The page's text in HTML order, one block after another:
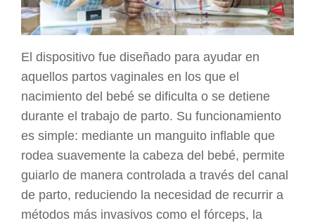
El dispositivo fue diseñado para ayudar en
aquellos partos vaginales en los que el
nacimiento del bebé se dificulta o se detiene
durante el trabajo de parto. Su funcionamiento
es simple: mediante un manguito inflable que
rodea suavemente la cabeza del bebé, permite
guiarlo de manera controlada a través del canal
de parto, reduciendo la necesidad de recurrir a
métodos más invasivos como el fórceps, la